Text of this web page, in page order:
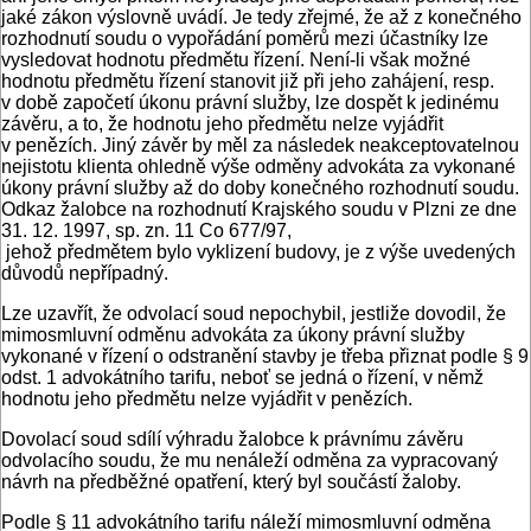
jaké zákon výslovně uvádí. Je tedy zřejmé, že až z konečného
rozhodnutí soudu o vypořádání poměrů mezi účastníky lze
vysledovat hodnotu předmětu řízení. Není-li však možné
hodnotu předmětu řízení stanovit již při jeho zahájení, resp.
v době započetí úkonu právní služby, lze dospět k jedinému
závěru, a to, že hodnotu jeho předmětu nelze vyjádřit
v penězích. Jiný závěr by měl za následek neakceptovatelnou
nejistotu klienta ohledně výše odměny advokáta za vykonané
úkony právní služby až do doby konečného rozhodnutí soudu.
Odkaz žalobce na rozhodnutí Krajského soudu v Plzni ze dne
31. 12. 1997, sp. zn. 11 Co 677/97,
jehož předmětem bylo vyklizení budovy, je z výše uvedených
důvodů nepřípadný.
Lze uzavřít, že odvolací soud nepochybil, jestliže dovodil, že
mimosmluvní odměnu advokáta za úkony právní služby
vykonané v řízení o odstranění stavby je třeba přiznat podle § 9
odst. 1 advokátního tarifu, neboť se jedná o řízení, v němž
hodnotu jeho předmětu nelze vyjádřit v penězích.
Dovolací soud sdílí výhradu žalobce k právnímu závěru
odvolacího soudu, že mu nenáleží odměna za vypracovaný
návrh na předběžné opatření, který byl součástí žaloby.
Podle § 11 advokátního tarifu náleží mimosmluvní odměna